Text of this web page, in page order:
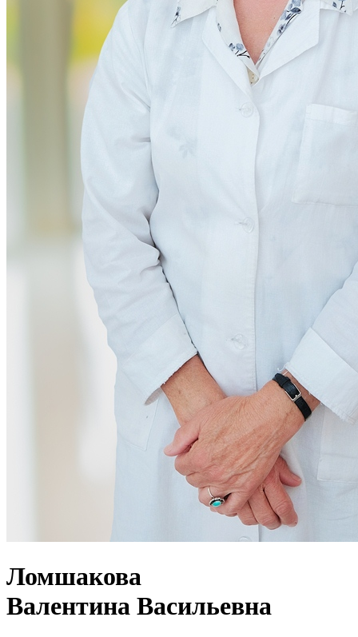
Ломшакова
Валентина Васильевна